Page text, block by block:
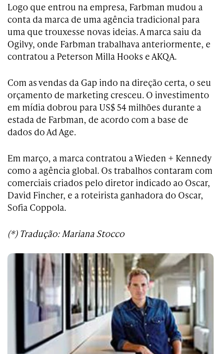
Logo que entrou na empresa, Farbman mudou a
conta da marca de uma agência tradicional para
uma que trouxesse novas ideias. A marca saiu da
Ogilvy, onde Farbman trabalhava anteriormente, e
contratou a Peterson Milla Hooks e AKQA.
Com as vendas da Gap indo na direção certa, o seu
orçamento de marketing cresceu. O investimento
em mídia dobrou para US$ 54 milhões durante a
estada de Farbman, de acordo com a base de
dados do Ad Age.
Em março, a marca contratou a Wieden + Kennedy
como a agência global. Os trabalhos contaram com
comerciais criados pelo diretor indicado ao Oscar,
David Fincher, e a roteirista ganhadora do Oscar,
Sofia Coppola.
(*) Tradução: Mariana Stocco